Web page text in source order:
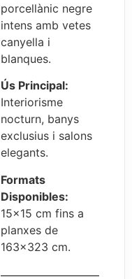
porcellànic negre
intens amb vetes
canyella i
blanques.
Ús Principal:
Interiorisme
nocturn, banys
exclusius i salons
elegants.
Formats
Disponibles:
15×15 cm fins a
planxes de
163×323 cm.